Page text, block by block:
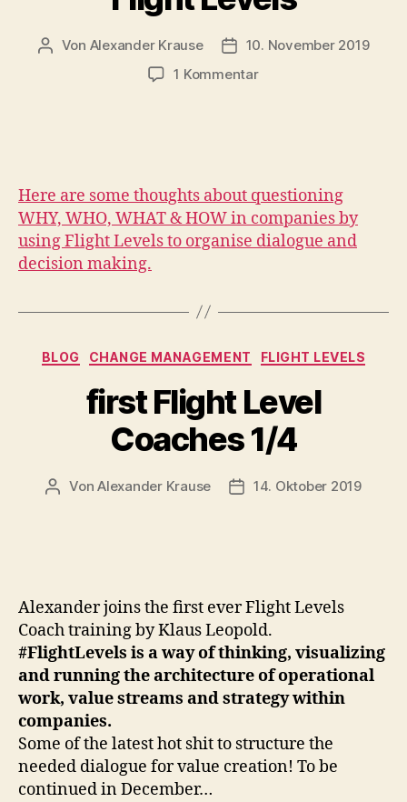
Beitragsautor
Von Alexander Krause Beitragsdatum
10. November 2019
1 Kommentarzu
Flight
Levels
Here are some thoughts about questioning
WHY, WHO, WHAT & HOW in companies by
using Flight Levels to organise dialogue and
decision making.
Kategorien
BLOG CHANGE MANAGEMENT FLIGHT LEVELS
first Flight Level
Coaches 1/4
Beitragsautor
VonAlexander Krause Beitragsdatum
14. Oktober 2019
Alexander joins the first ever Flight Levels
Coach training by Klaus Leopold.
#FlightLevels is a way of thinking, visualizing
and running the architecture of operational
work, value streams and strategy within
companies.
Some of the latest hot shit to structure the
needed dialogue for value creation! To be
continued in December…